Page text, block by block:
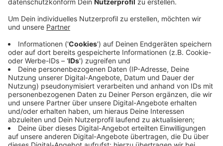
Nach ersten Angaben der Polizei war eine Frau mit
ihrem Auto in den Gegenverkehr geraten. Sie kam aus
Richtung Vogelsang und stieß mit dem Fahrschulauto
zusammen. Die Frau und die drei Insassen des
Fahrschulautos wurden verletzt, wie schwer ist noch
unklar.